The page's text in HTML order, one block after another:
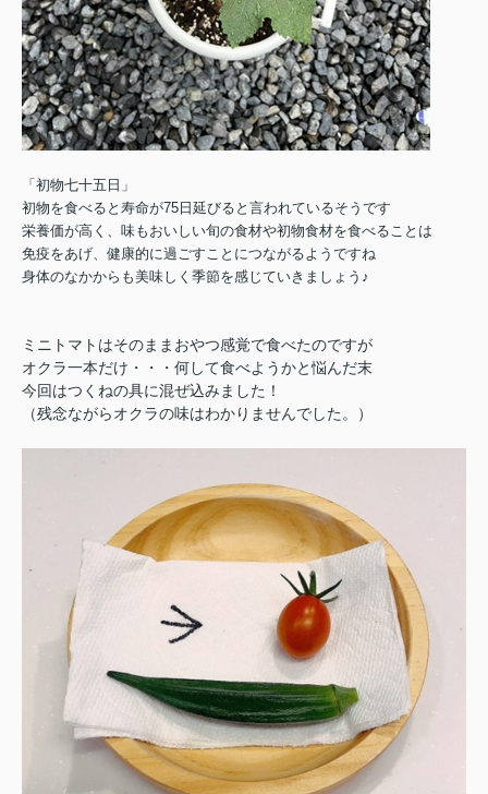
「初物七十五日」
初物を食べると寿命が75日延びると言われているそうです
栄養価が高く、味もおいしい旬の食材や初物食材を食べることは
免疫をあげ、健康的に過ごすことにつながるようですね
身体のなかからも美味しく季節を感じていきましょう♪
ミニトマトはそのままおやつ感覚で食べたのですが
オクラ一本だけ・・・何して食べようかと悩んだ末
今回はつくねの具に混ぜ込みました！
（残念ながらオクラの味はわかりませんでした。）